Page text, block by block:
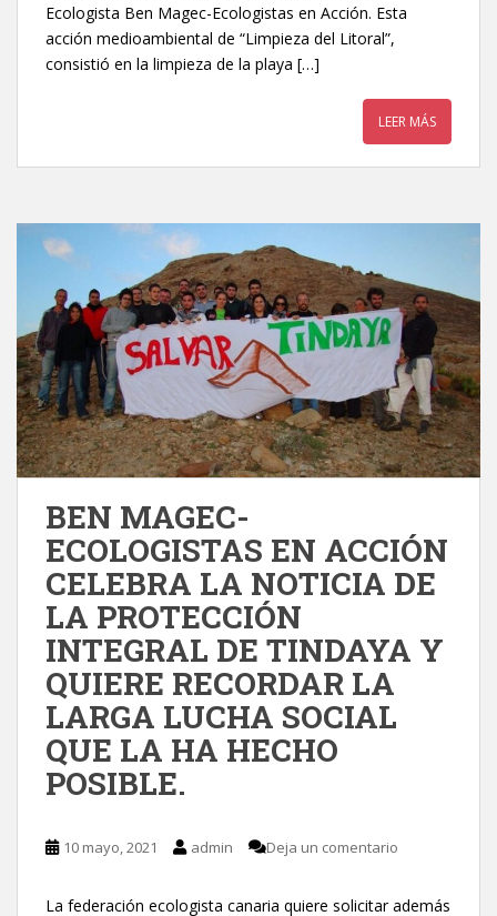
Ecologista Ben Magec-Ecologistas en Acción. Esta
acción medioambiental de “Limpieza del Litoral”,
consistió en la limpieza de la playa […]
LEER MÁS
BEN MAGEC-
ECOLOGISTAS EN ACCIÓN
CELEBRA LA NOTICIA DE
LA PROTECCIÓN
INTEGRAL DE TINDAYA Y
QUIERE RECORDAR LA
LARGA LUCHA SOCIAL
QUE LA HA HECHO
POSIBLE.
10 mayo, 2021 admin Deja un comentario
La federación ecologista canaria quiere solicitar además